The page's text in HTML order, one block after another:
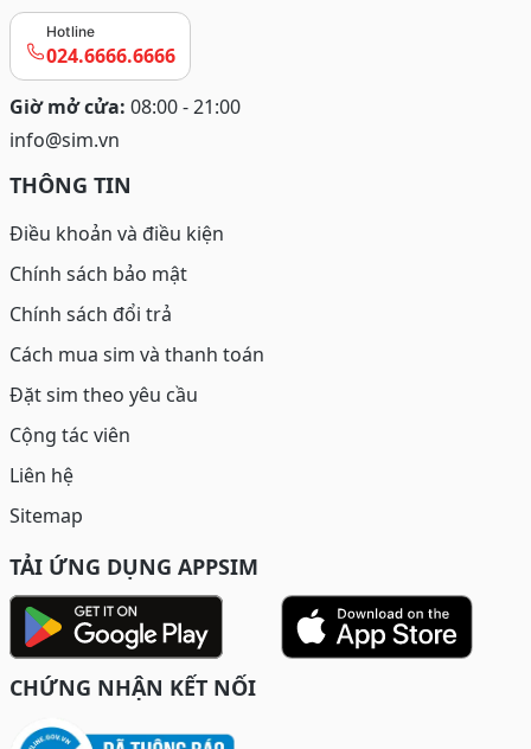
Hotline
024.6666.6666
Giờ mở cửa: 08:00 - 21:00
info@sim.vn
THÔNG TIN
Điều khoản và điều kiện
Chính sách bảo mật
Chính sách đổi trả
Cách mua sim và thanh toán
Đặt sim theo yêu cầu
Cộng tác viên
Liên hệ
Sitemap
TẢI ỨNG DỤNG APPSIM
CHỨNG NHẬN KẾT NỐI